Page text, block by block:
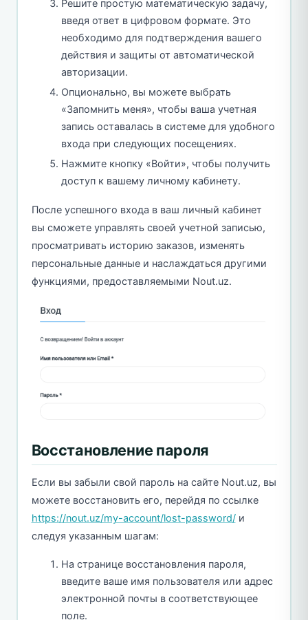
Решите простую математическую задачу,
введя ответ в цифровом формате. Это
необходимо для подтверждения вашего
действия и защиты от автоматической
авторизации.
Опционально, вы можете выбрать
«Запомнить меня», чтобы ваша учетная
запись оставалась в системе для удобного
входа при следующих посещениях.
Нажмите кнопку «Войти», чтобы получить
доступ к вашему личному кабинету.
После успешного входа в ваш личный кабинет
вы сможете управлять своей учетной записью,
просматривать историю заказов, изменять
персональные данные и наслаждаться другими
функциями, предоставляемыми Nout.uz.
Восстановление пароля
Если вы забыли свой пароль на сайте Nout.uz, вы
можете восстановить его, перейдя по ссылке
https://nout.uz/my-account/lost-password/и
следуя указанным шагам:
На странице восстановления пароля,
введите ваше имя пользователя или адрес
электронной почты в соответствующее
поле.